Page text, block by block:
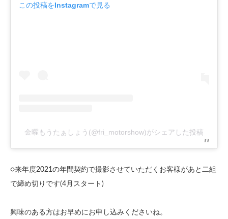
この投稿をInstagramで見る
金曜もうたぁしょう(@fri_motorshow)がシェアした投稿
○来年度2021の年間契約で撮影させていただくお客様があと二組
で締め切りです(4月スタート)
興味のある方はお早めにお申し込みくださいね。